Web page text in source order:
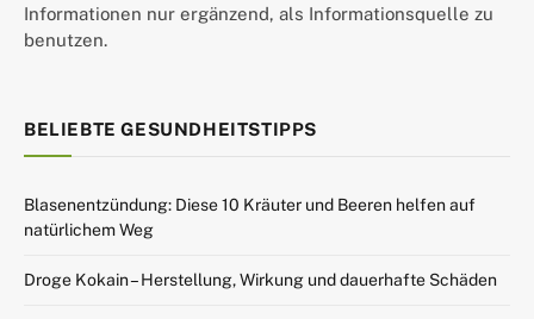
Informationen nur ergänzend, als Informationsquelle zu
benutzen.
BELIEBTE GESUNDHEITSTIPPS
Blasenentzündung: Diese 10 Kräuter und Beeren helfen auf
natürlichem Weg
Droge Kokain – Herstellung, Wirkung und dauerhafte Schäden